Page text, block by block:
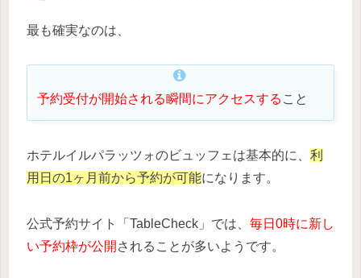
最も確実なのは、
予約受付が開始される瞬間にアクセスする こと
ホテルイルパラッツォのビュッフェは基本的に、 利
用日の1ヶ月前から予約が可能になります。
公式予約サイト「TableCheck」では、 毎日0時に新し
い予約枠が公開 されることが多いようです。